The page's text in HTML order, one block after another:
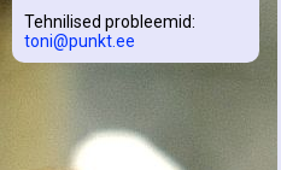
Tehnilised probleemid:
toni@punkt.ee